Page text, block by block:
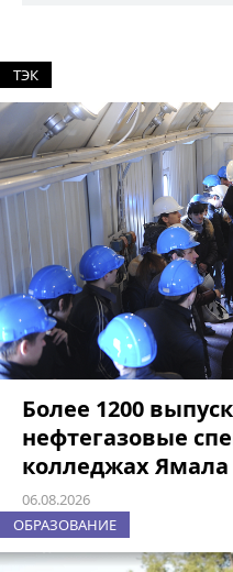
ТЭК
Более 1200
нефтегазовые
колледжах Ямала
06.08.2026
ОБРАЗОВАНИЕ